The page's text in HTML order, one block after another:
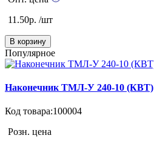
11.50р. /шт
В корзину
Популярное
Наконечник ТМЛ-У 240-10 (КВТ)
Код товара:100004
Розн. цена